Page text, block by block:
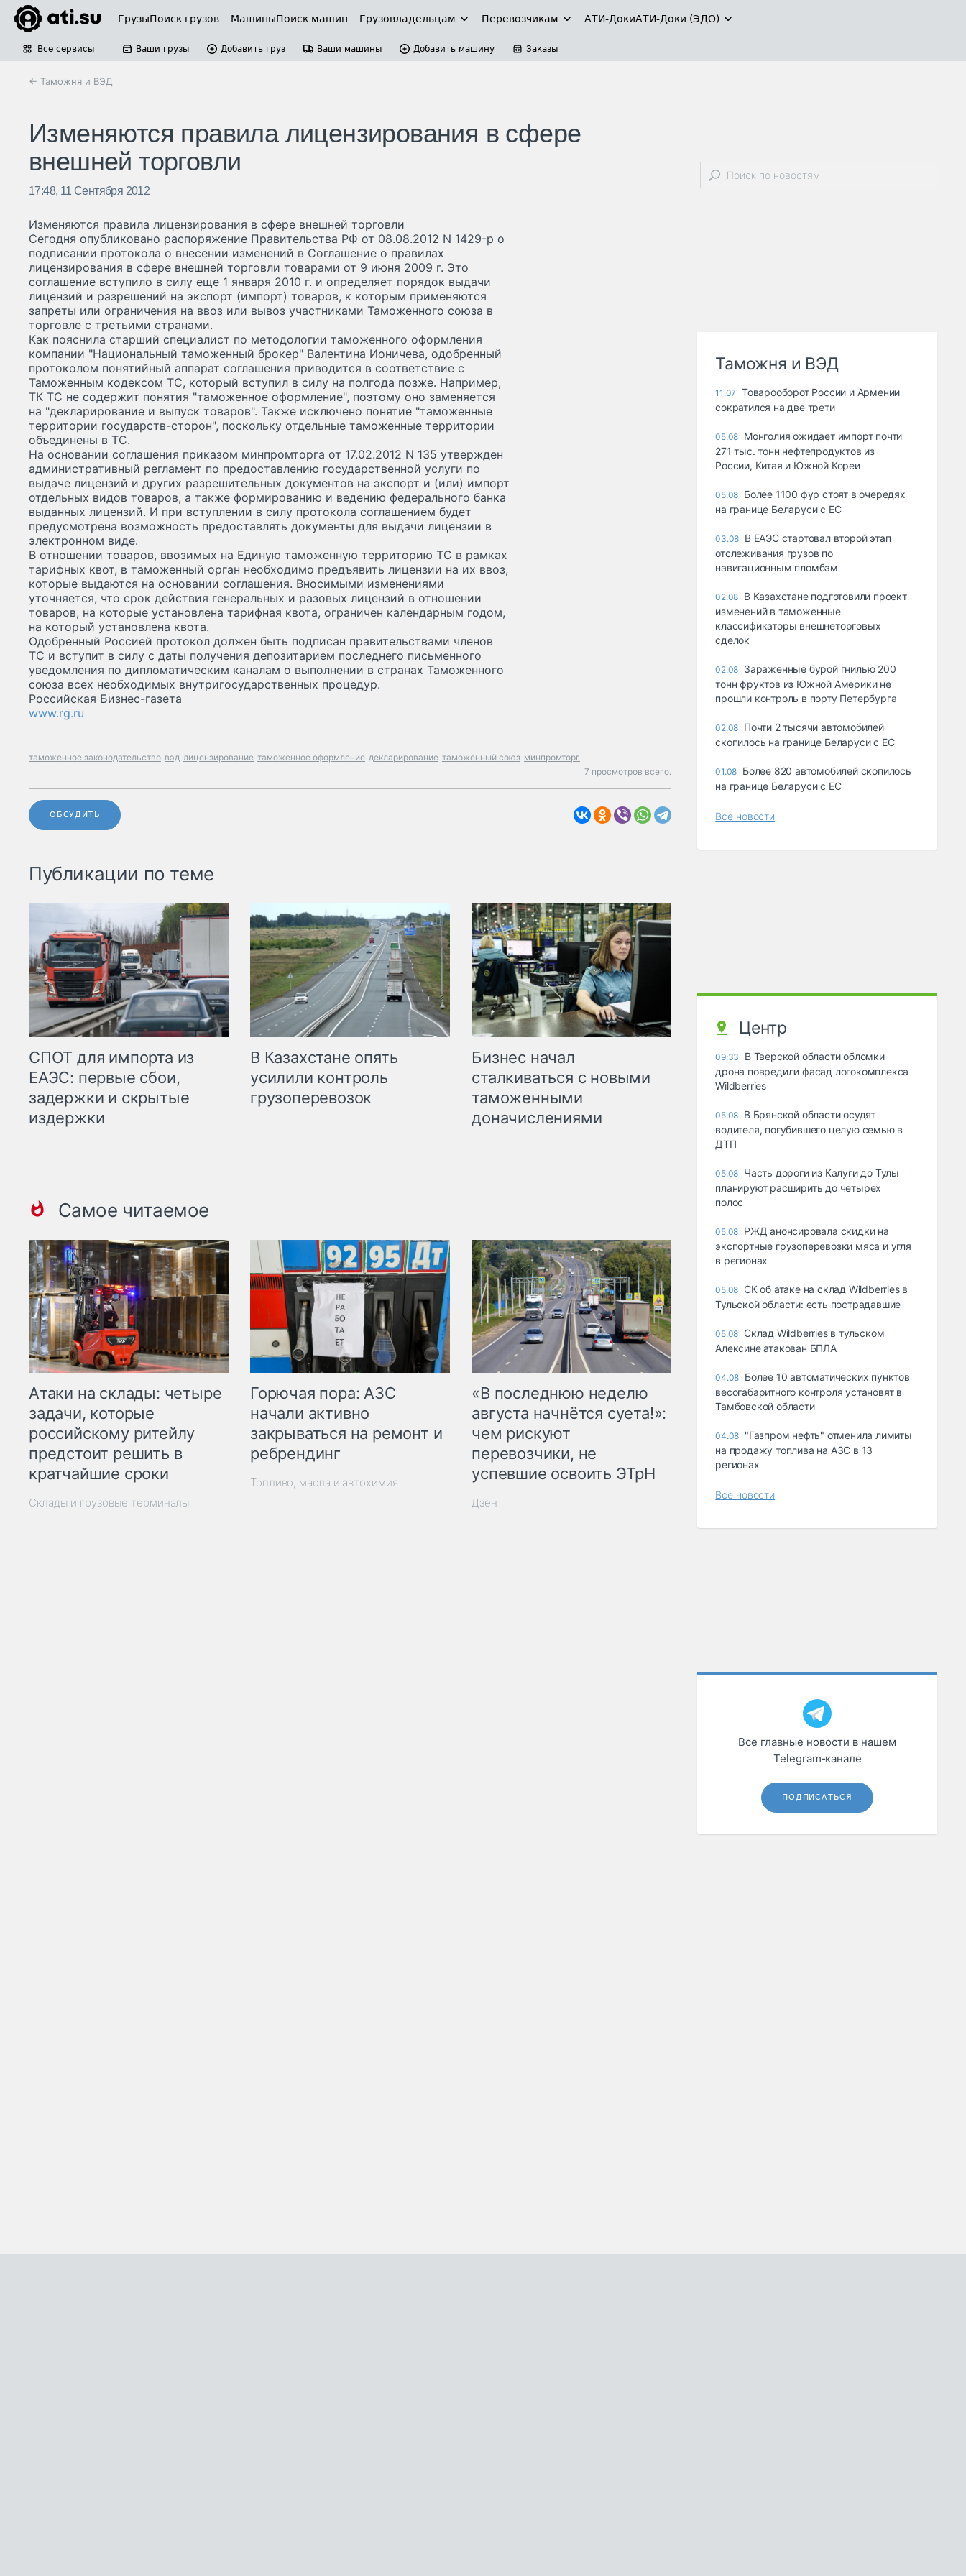
ГрузыПоиск грузов МашиныПоиск машин Грузовладельцам Перевозчикам АТИ-ДокиАТИ-Доки (ЭДО)
Все сервисы Ваши грузы Добавить груз Ваши машины Добавить машину Заказы
← Таможня и ВЭД
Изменяются правила лицензирования в сфере
внешней торговли
17:48, 11 Сентября 2012
Изменяются правила лицензирования в сфере внешней торговли
Сегодня опубликовано распоряжение Правительства РФ от 08.08.2012 N 1429-р о
подписании протокола о внесении изменений в Соглашение о правилах
лицензирования в сфере внешней торговли товарами от 9 июня 2009 г. Это
соглашение вступило в силу еще 1 января 2010 г. и определяет порядок выдачи
лицензий и разрешений на экспорт (импорт) товаров, к которым применяются
запреты или ограничения на ввоз или вывоз участниками Таможенного союза в
торговле с третьими странами.
Как пояснила старший специалист по методологии таможенного оформления
компании "Национальный таможенный брокер" Валентина Ионичева, одобренный
протоколом понятийный аппарат соглашения приводится в соответствие с
Таможенным кодексом ТС, который вступил в силу на полгода позже. Например,
ТК ТС не содержит понятия "таможенное оформление", поэтому оно заменяется
на "декларирование и выпуск товаров". Также исключено понятие "таможенные
территории государств-сторон", поскольку отдельные таможенные территории
объединены в ТС.
На основании соглашения приказом минпромторга от 17.02.2012 N 135 утвержден
административный регламент по предоставлению государственной услуги по
выдаче лицензий и других разрешительных документов на экспорт и (или) импорт
отдельных видов товаров, а также формированию и ведению федерального банка
выданных лицензий. И при вступлении в силу протокола соглашением будет
предусмотрена возможность предоставлять документы для выдачи лицензии в
электронном виде.
В отношении товаров, ввозимых на Единую таможенную территорию ТС в рамках
тарифных квот, в таможенный орган необходимо предъявить лицензии на их ввоз,
которые выдаются на основании соглашения. Вносимыми изменениями
уточняется, что срок действия генеральных и разовых лицензий в отношении
товаров, на которые установлена тарифная квота, ограничен календарным годом,
на который установлена квота.
Одобренный Россией протокол должен быть подписан правительствами членов
ТС и вступит в силу с даты получения депозитарием последнего письменного
уведомления по дипломатическим каналам о выполнении в странах Таможенного
союза всех необходимых внутригосударственных процедур.
Российская Бизнес-газета
www.rg.ru
таможенное законодательство вэд лицензирование таможенное оформление декларирование таможенный союз минпромторг
7 просмотров всего.
ОБСУДИТЬ
Публикации по теме
СПОТ для импорта из
ЕАЭС: первые сбои,
задержки и скрытые
издержки
В Казахстане опять
усилили контроль
грузоперевозок
Бизнес начал
сталкиваться с новыми
таможенными
доначислениями
Самое читаемое
Атаки на склады: четыре
задачи, которые
российскому ритейлу
предстоит решить в
кратчайшие сроки
Склады и грузовые терминалы
Горючая пора: АЗС
начали активно
закрываться на ремонт и
ребрендинг
Топливо, масла и автохимия
«В последнюю неделю
августа начнётся суета!»:
чем рискуют
перевозчики, не
успевшие освоить ЭТрН
Дзен
Таможня и ВЭД
11:07
Товарооборот России и Армении
сократился на две трети
05.08 Монголия ожидает импорт почти
271 тыс. тонн нефтепродуктов из
России, Китая и Южной Кореи
05.08 Более 1100 фур стоят в очередях
на границе Беларуси с ЕС
03.08 В ЕАЭС стартовал второй этап
отслеживания грузов по
навигационным пломбам
02.08 В Казахстане подготовили проект
изменений в таможенные
классификаторы внешнеторговых
сделок
02.08 Зараженные бурой гнилью 200
тонн фруктов из Южной Америки не
прошли контроль в порту Петербурга
02.08 Почти 2 тысячи автомобилей
скопилось на границе Беларуси с ЕС
01.08 Более 820 автомобилей скопилось
на границе Беларуси с ЕС
Все новости
Центр
09:33
В Тверской области обломки
дрона повредили фасад логокомплекса
Wildberries
05.08 В Брянской области осудят
водителя, погубившего целую семью в
ДТП
05.08 Часть дороги из Калуги до Тулы
планируют расширить до четырех
полос
05.08 РЖД анонсировала скидки на
экспортные грузоперевозки мяса и угля
в регионах
05.08 СК об атаке на склад Wildberries в
Тульской области: есть пострадавшие
05.08 Склад Wildberries в тульском
Алексине атакован БПЛА
04.08 Более 10 автоматических пунктов
весогабаритного контроля установят в
Тамбовской области
04.08 "Газпром нефть" отменила лимиты
на продажу топлива на АЗС в 13
регионах
Все новости
Все главные новости в нашем
Telegram‑канале
ПОДПИСАТЬСЯ